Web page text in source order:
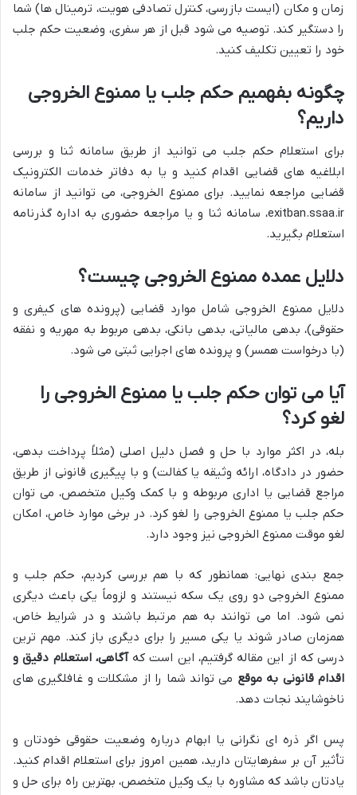
زمان و مکان (ایست بازرسی، کنترل تصادفی هویت، ترمینال ها) شما
را دستگیر کند. توصیه می شود قبل از هر سفری، وضعیت حکم جلب
خود را تعیین تکلیف کنید.
چگونه بفهمیم حکم جلب یا ممنوع الخروجی
داریم؟
برای استعلام حکم جلب می توانید از طریق سامانه ثنا و بررسی
ابلاغیه های قضایی اقدام کنید و یا به دفاتر خدمات الکترونیک
قضایی مراجعه نمایید. برای ممنوع الخروجی، می توانید از سامانه
exitban.ssaa.ir، سامانه ثنا و یا مراجعه حضوری به اداره گذرنامه
استعلام بگیرید.
دلایل عمده ممنوع الخروجی چیست؟
دلایل ممنوع الخروجی شامل موارد قضایی (پرونده های کیفری و
حقوقی)، بدهی مالیاتی، بدهی بانکی، بدهی مربوط به مهریه و نفقه
(با درخواست همسر) و پرونده های اجرایی ثبتی می شود.
آیا می توان حکم جلب یا ممنوع الخروجی را
لغو کرد؟
بله، در اکثر موارد با حل و فصل دلیل اصلی (مثلاً پرداخت بدهی،
حضور در دادگاه، ارائه وثیقه یا کفالت) و با پیگیری قانونی از طریق
مراجع قضایی یا اداری مربوطه و با کمک وکیل متخصص، می توان
حکم جلب یا ممنوع الخروجی را لغو کرد. در برخی موارد خاص، امکان
لغو موقت ممنوع الخروجی نیز وجود دارد.
جمع بندی نهایی: همانطور که با هم بررسی کردیم، حکم جلب و
ممنوع الخروجی دو روی یک سکه نیستند و لزوماً یکی باعث دیگری
نمی شود. اما می توانند به هم مرتبط باشند و در شرایط خاص،
همزمان صادر شوند یا یکی مسیر را برای دیگری باز کند. مهم ترین
درسی که از این مقاله گرفتیم، این است کهآگاهی، استعلام دقیق و
اقدام قانونی به موقع می تواند شما را از مشکلات و غافلگیری های
ناخوشایند نجات دهد.
پس اگر ذره ای نگرانی یا ابهام درباره وضعیت حقوقی خودتان و
تأثیر آن بر سفرهایتان دارید، همین امروز برای استعلام اقدام کنید.
یادتان باشد که مشاوره با یک وکیل متخصص، بهترین راه برای حل و